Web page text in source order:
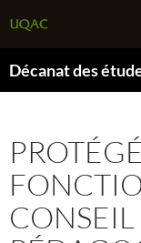
Décanat des
CONSEIL